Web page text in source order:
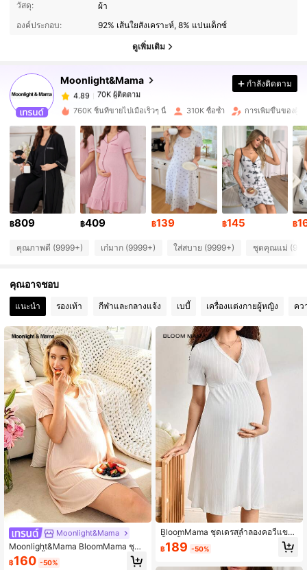
วัสดุ:
ผ้า
องค์ประกอบ:
92% เส้นใยสังเคราะห์, 8% แปนเด็กซ์
ดูเพิ่มเติม
Moonlight&Mama
4.89
70K ผู้ติดตาม
c***4 จ่าย 1 วันที่ผ่านมา
4.89 70K ผู้ติดตาม
4.89 70K ผู้ติดตาม
4.89 70K ผู้ติดตาม
70K ผู้ติดตาม
4.89 70K ผู้ติดตาม
4.89 70K ผู้ติดตาม
4.89 70K ผู้ติดตาม
กำลังติดตาม
760K ชิ้นที่ขายไปเมื่อเร็วๆ นี้ 310K ซื้อซ้ำ การเพิ่มขึ้นของผู้ติ
฿809 ฿409 ฿139 ฿145 ฿
คุณภาพดี (9999+) เก๋มาก (9999+) ใส่สบาย (9999+) ชุดคุณแม่
คุณอาจชอบ
แนะนำ รองเท้า กีฬาและกลางแจ้ง เบบี้ เครื่องแต่งกายผู้หญิง คว
Moonlight&Mama
Moonlight&Mama BloomMama ชุดเ
ดรสแขนสั้นคอวีสีแอปริคอทอ่อนลำลอง,
ชุดอยู่บ้าน
฿160 -50%
BloomMama ชุดเดรสลำลองคอวีแขน
สั้นสีพื้นสำหรับคุณแม่ตั้งครรภ์
฿189 -50%